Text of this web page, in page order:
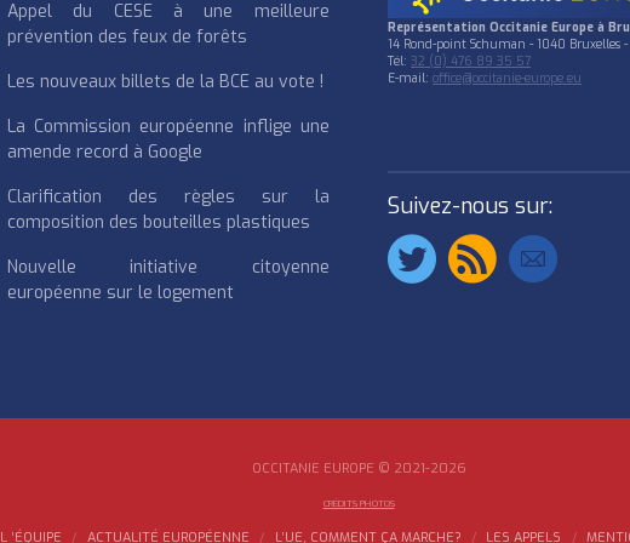
Appel du CESE à une meilleure
prévention des feux de forêts
Les nouveaux billets de la BCE au vote !
La Commission européenne inflige une
amende record à Google
Clarification des règles sur la
composition des bouteilles plastiques
Nouvelle initiative citoyenne
européenne sur le logement
Représentation Occitanie Europe à
14 Rond-point Schuman - 1040 Bruxelles
Tél:32 (0) 476 89 35 57
E-mail:office@occitanie-europe.eu
Suivez-nous sur:
OCCITANIE EUROPE © 2021-2026
CRÉDITS PHOTOS
L ‘ÉQUIPE ACTUALITÉ EUROPÉENNE L’UE, COMMENT ÇA MARCHE? LES APPELS